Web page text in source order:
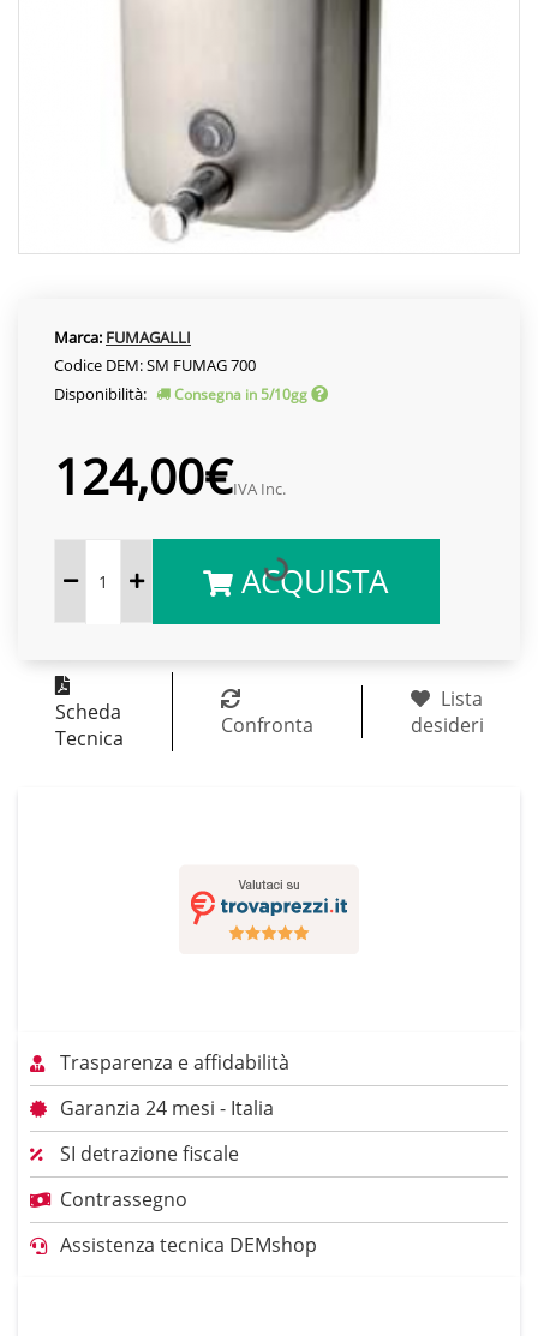
Marca: FUMAGALLI
Codice DEM: SM FUMAG 700
Disponibilità:
Consegna in 5/10gg
124,00€IVA Inc.
ACQUISTA
Scheda
Tecnica
Confronta
Lista
desideri
Trasparenza e affidabilità
Garanzia 24 mesi - Italia
SI detrazione fiscale
Contrassegno
Assistenza tecnica DEMshop